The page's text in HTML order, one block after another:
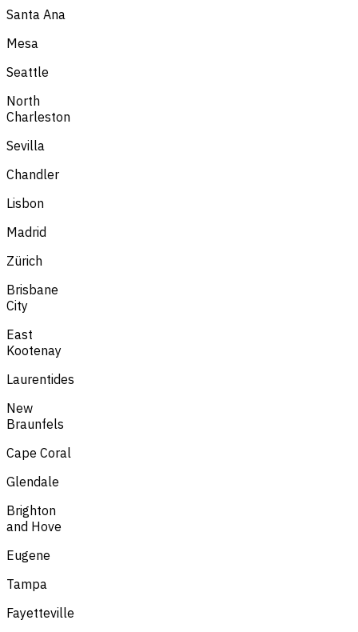
Santa Ana
Mesa
Seattle
North
Charleston
Sevilla
Chandler
Lisbon
Madrid
Zürich
Brisbane
City
East
Kootenay
Laurentides
New
Braunfels
Cape Coral
Glendale
Brighton
and Hove
Eugene
Tampa
Fayetteville